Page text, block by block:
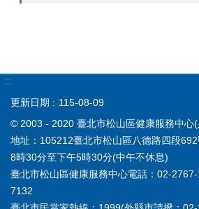
:::
更新日期
115-08-09
© 2003 - 2020 臺北市松山區健康服務中心
地址：105212臺北市松山區八德路四段
8時30分至下午5時30分(中午不休息)
臺北市松山區健康服務中心電話：02-
7132